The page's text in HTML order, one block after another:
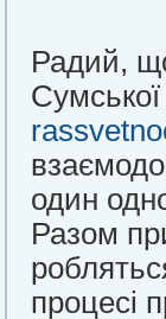
Радий,
один
Разом
процесі